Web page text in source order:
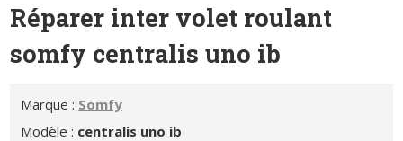
Réparer inter volet roulant
somfy centralis uno ib
Marque : Somfy
Modèle : centralis uno ib